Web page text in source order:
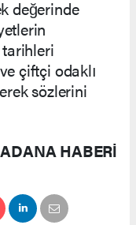
değerinde
çiftçi odaklı
sözlerini
ADANA HABERİ